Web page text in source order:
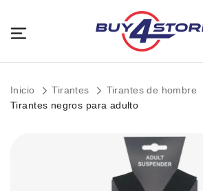
Inicio Tirantes
Tirantes de hombre
Tirantes negros para adulto